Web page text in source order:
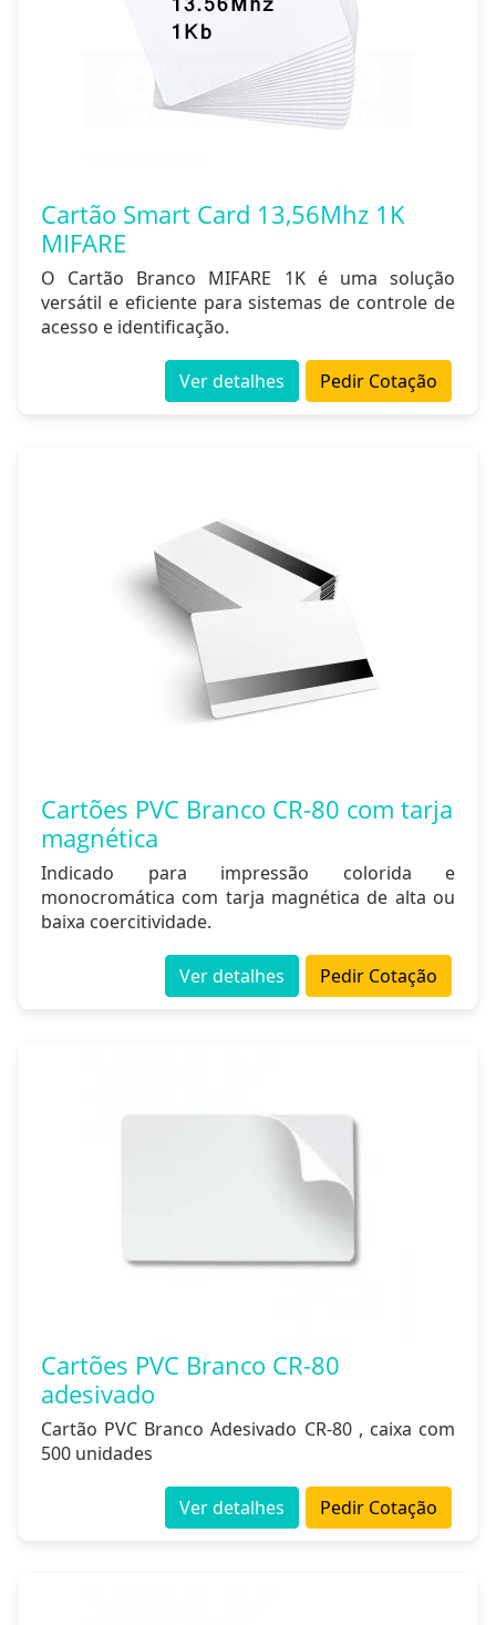
Cartão Smart Card 13,56Mhz 1K
MIFARE
O Cartão Branco MIFARE 1K é uma solução
versátil e eficiente para sistemas de controle de
acesso e identificação.
Pedir Cotação
Ver detalhes
Cartões PVC Branco CR-80 com tarja
magnética
Indicado para impressão colorida e
monocromática com tarja magnética de alta ou
baixa coercitividade.
Pedir Cotação
Ver detalhes
Cartões PVC Branco CR-80
adesivado
Cartão PVC Branco Adesivado CR-80 , caixa com
500 unidades
Pedir Cotação
Ver detalhes